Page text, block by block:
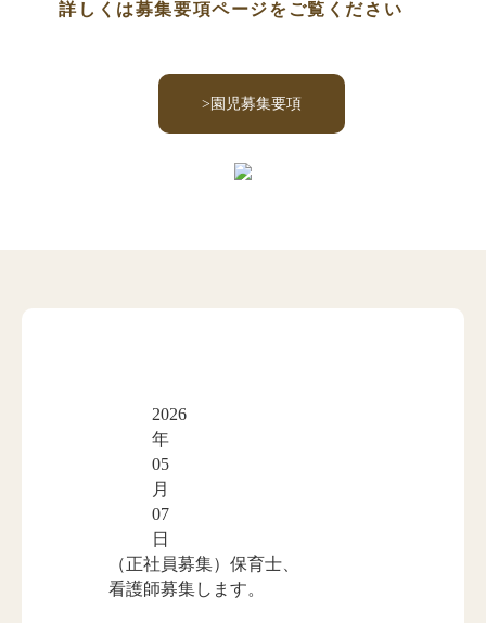
詳しくは募集要項ページをご覧ください
>園児募集要項
2026
年
05
月
07
日
（正社員募集）保育士、
看護師募集します。